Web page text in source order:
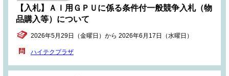
【入札】ＡＩ用ＧＰＵに係る条件付一般競争入札（物
品購入等）について
2026年5月29日（金曜日）から 2026年6月17日（水曜日）
ハイテクプラザ